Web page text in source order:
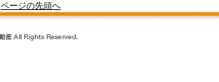
ページの先頭へ